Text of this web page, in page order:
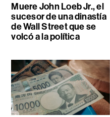
Muere John Loeb Jr., el
sucesor de una dinastía
de Wall Street que se
volcó a la política